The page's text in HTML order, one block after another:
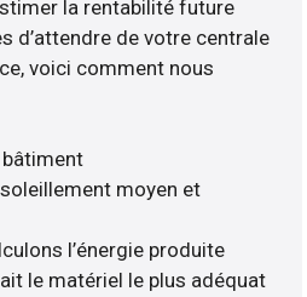
la rentabilité future
d’attendre de votre centrale
voici comment nous
bâtiment
moyen et
l’énergie produite
le matériel le plus adéquat